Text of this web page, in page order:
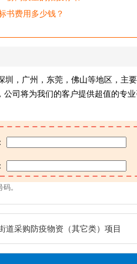
书费用多少钱？
，广州，东莞，佛山等地区，主
司将为我们的客户提供超值的专业
。
道采购防疫物资（其它类）项目